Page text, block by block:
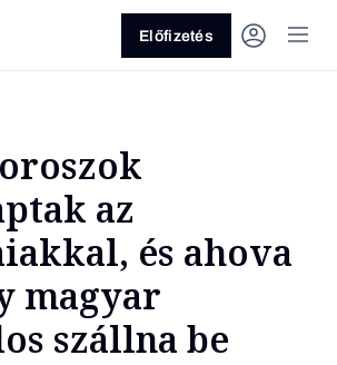
fel a következő
témákat
Előfizetés
az
és ahova
magyar
szállna be